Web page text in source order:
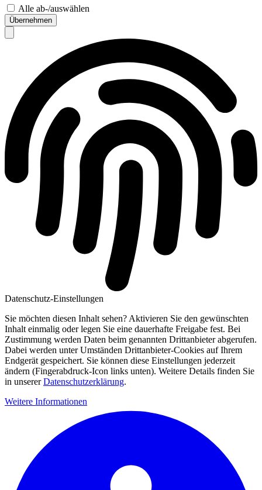
Alle ab-/auswählen
Übernehmen
Datenschutz-Einstellungen
Sie möchten diesen Inhalt sehen? Aktivieren Sie den gewünschten
Inhalt einmalig oder legen Sie eine dauerhafte Freigabe fest. Bei
Zustimmung werden Daten beim genannten Drittanbieter abgerufen.
Dabei werden unter Umständen Drittanbieter-Cookies auf Ihrem
Endgerät gespeichert. Sie können diese Einstellungen jederzeit
ändern (Fingerabdruck-Icon links unten). Weitere Details finden Sie
in unsererDatenschutzerklärung.
Weitere Informationen